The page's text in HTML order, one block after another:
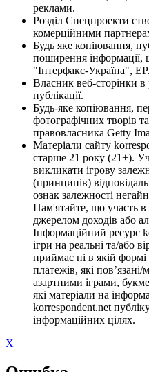
реклами.
Розділ Спецпроекти
комерційними
Будь яке копіювання,
поширення інформації,
"Інтерфакс-Україна",
Власник веб-сторінки в
публікації.
Будь-яке копіювання,
фотографічних творів
правовласника Getty
Матеріали сайту
старше 21 року (21+).
викликати ігрову
(принципів)
ознак залежності
Пам'ятайте, що участь в
джерелом доходів або
Інформаційний ресурс
ігри на реальні та/або
приймає ні в якій
платежів, які
азартними іграми,
які матеріали на
korrespondent.net
інформаційних цілях.
X